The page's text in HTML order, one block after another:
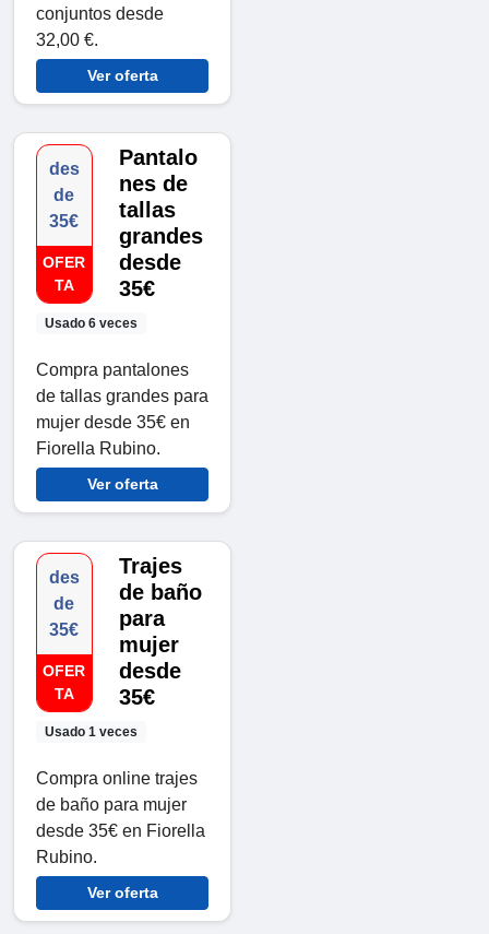
conjuntos desde
32,00 €.
Ver oferta
des
de
35€
OFER
TA
Usado 6 veces
Pantalo
nes de
tallas
grandes
desde
35€
Compra pantalones
de tallas grandes para
mujer desde 35€ en
Fiorella Rubino.
Ver oferta
des
de
35€
OFER
TA
Usado 1 veces
Trajes
de baño
para
mujer
desde
35€
Compra online trajes
de baño para mujer
desde 35€ en Fiorella
Rubino.
Ver oferta